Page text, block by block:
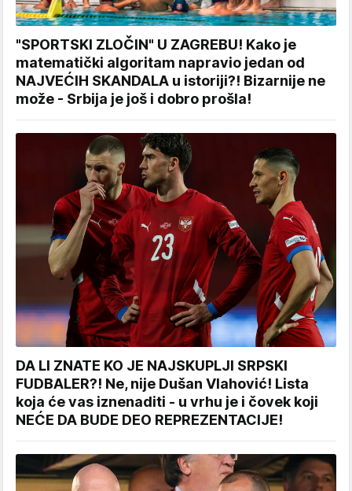
"SPORTSKI ZLOČIN" U ZAGREBU! Kako je
matematički algoritam napravio jedan od
NAJVEĆIH SKANDALA u istoriji?! Bizarnije ne
može - Srbija je još i dobro prošla!
DA LI ZNATE KO JE NAJSKUPLJI SRPSKI
FUDBALER?! Ne, nije Dušan Vlahović! Lista
koja će vas iznenaditi - u vrhu je i čovek koji
NEĆE DA BUDE DEO REPREZENTACIJE!